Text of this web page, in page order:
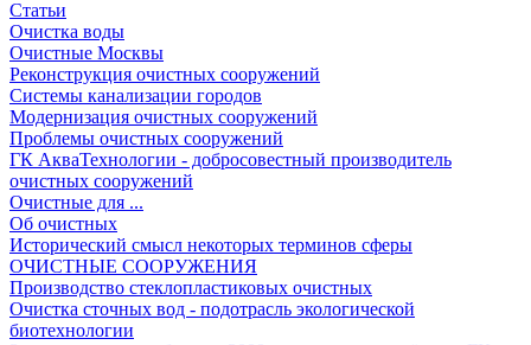
Статьи
Очистка воды
Очистные Москвы
Реконструкция очистных сооружений
Системы канализации городов
Модернизация очистных сооружений
Проблемы очистных сооружений
ГК АкваТехнологии - добросовестный производитель
очистных сооружений
Очистные для ...
Об очистных
Исторический смысл некоторых терминов сферы
ОЧИСТНЫЕ СООРУЖЕНИЯ
Производство стеклопластиковых очистных
Очистка сточных вод - подотрасль экологической
биотехнологии